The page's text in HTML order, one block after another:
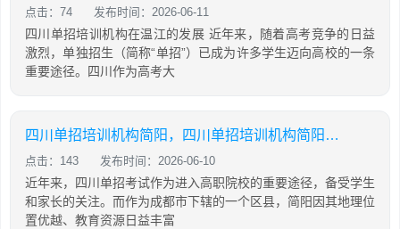
点击：74 发布时间：2026-06-11
四川单招培训机构在温江的发展 近年来，随着高考竞争的日益
激烈，单独招生（简称“单招”）已成为许多学生迈向高校的一条
重要途径。四川作为高考大
四川单招培训机构简阳，四川单招培训机构简阳地址
点击：143 发布时间：2026-06-10
近年来，四川单招考试作为进入高职院校的重要途径，备受学生
和家长的关注。而作为成都市下辖的一个区县，简阳因其地理位
置优越、教育资源日益丰富